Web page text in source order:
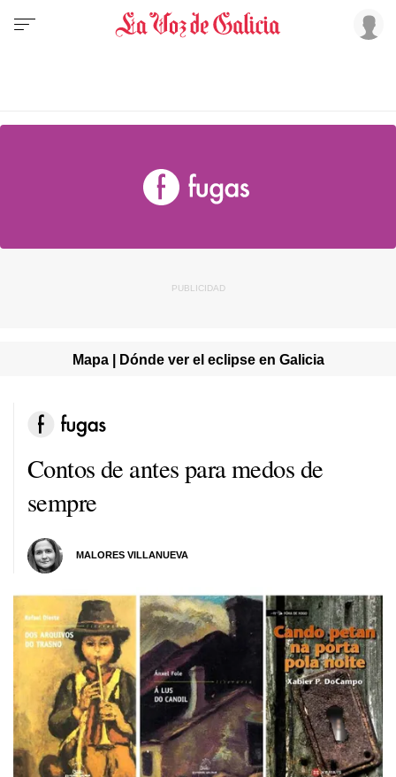
Mapa | Dónde ver el eclipse en Galicia
Contos de antes para medos de
sempre
MALORES VILLANUEVA